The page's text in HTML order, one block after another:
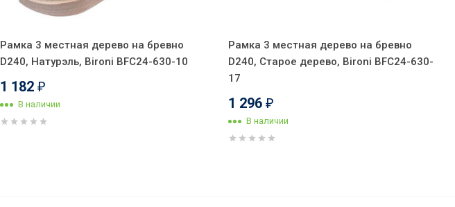
Рамка 3 местная дерево на бревно
D240, Натурэль, Bironi BFC24-630-10
1 182 ₽
В наличии
Рамка 3 местная дерево на бревно
D240, Старое дерево, Bironi BFC24-630-
17
1 296 ₽
В наличии